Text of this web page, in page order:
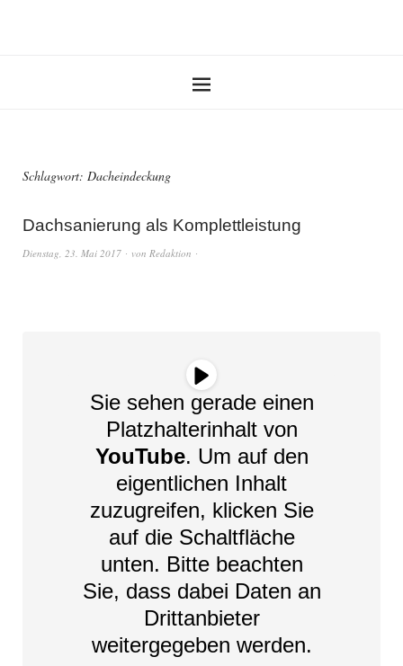
Schlagwort: Dacheindeckung
Dachsanierung als Komplettleistung
Dienstag, 23. Mai 2017 von Redaktion
Sie sehen gerade einen
Platzhalterinhalt von
YouTube. Um auf den
eigentlichen Inhalt
zuzugreifen, klicken Sie
auf die Schaltfläche
unten. Bitte beachten
Sie, dass dabei Daten an
Drittanbieter
weitergegeben werden.